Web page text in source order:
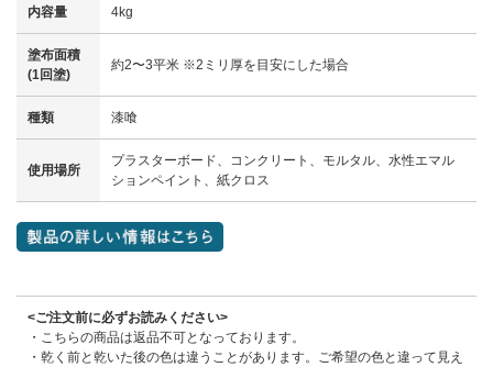
内容量 4kg
塗布面積
(1回塗)
約2〜3平米 ※2ミリ厚を目安にした場合
種類 漆喰
使用場所
プラスターボード、コンクリート、モルタル、水性エマル
ションペイント、紙クロス
<ご注文前に必ずお読みください>
・こちらの商品は返品不可となっております。
・乾く前と乾いた後の色は違うことがあります。ご希望の色と違って見え